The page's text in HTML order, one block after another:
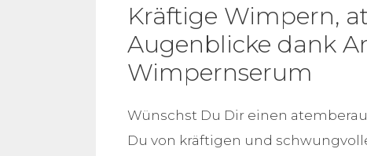
Kräftige Wimpern,
Augenblicke dank
Wimpernserum
Wünschst Du Dir einen
Du von kräftigen und